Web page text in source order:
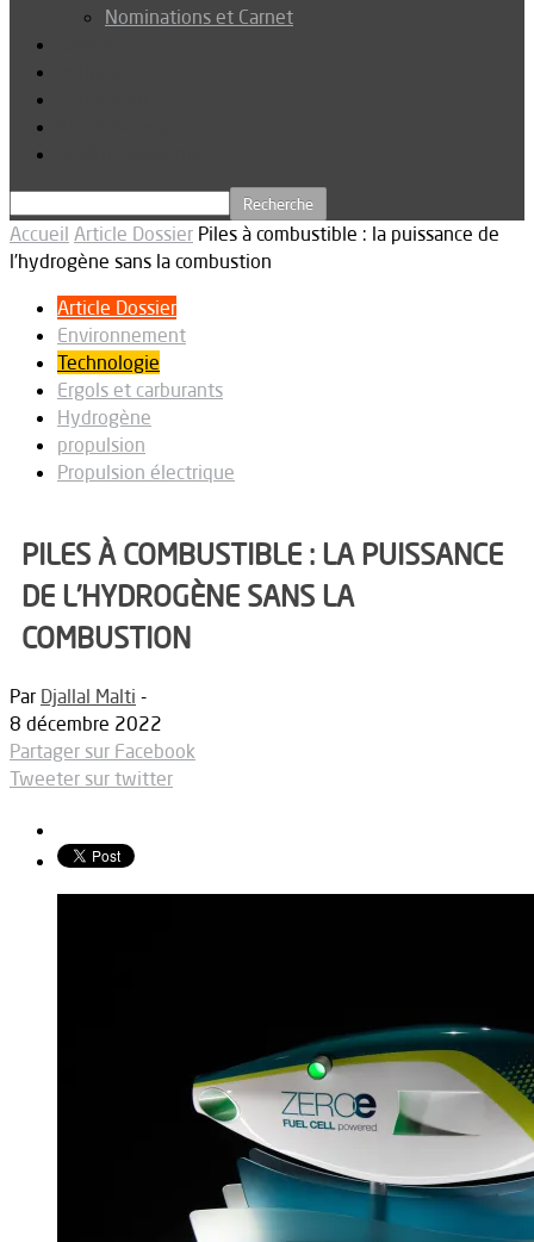
Nominations et Carnet
Accueil Article Dossier Piles à combustible : la puissance de
l’hydrogène sans la combustion
Article Dossier
Environnement
Technologie
Ergols et carburants
Hydrogène
propulsion
Propulsion électrique
PILES À COMBUSTIBLE : LA PUISSANCE
DE L’HYDROGÈNE SANS LA
COMBUSTION
Par Djallal Malti -
8 décembre 2022
Partager sur Facebook
Tweeter sur twitter